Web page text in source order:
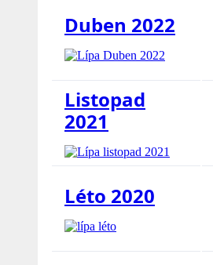
Duben 2022
Listopad
2021
Léto 2020